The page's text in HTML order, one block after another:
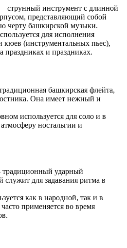
струнный инструмент с длинной
представляющий собой
черту башкирской музыки.
для исполнения
(инструментальных пьес),
праздниках и праздниках.
башкирская флейта,
Она имеет нежный и
используется для соло и в
ностальгии и
ударный
служит для задавания ритма в
как в народной, так и в
применяется во время